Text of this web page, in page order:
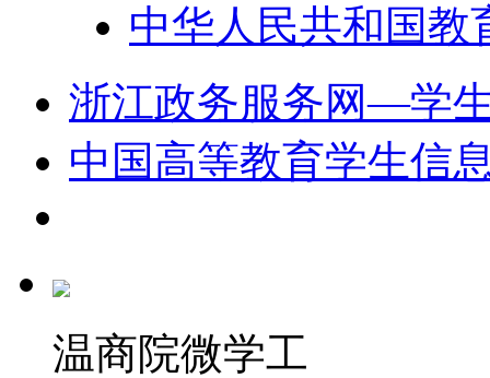
中华人民共和国教
浙江政务服务网—学
中国高等教育学生信
温商院微学工